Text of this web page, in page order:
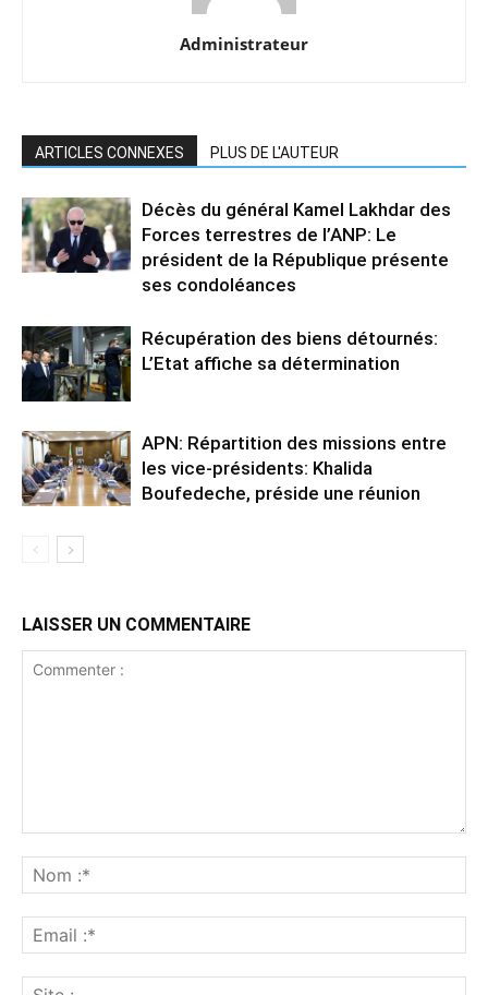
Administrateur
ARTICLES CONNEXES PLUS DE L'AUTEUR
Décès du général Kamel Lakhdar des
Forces terrestres de l’ANP: Le
président de la République présente
ses condoléances
Récupération des biens détournés:
L’Etat affiche sa détermination
APN: Répartition des missions entre
les vice-présidents: Khalida
Boufedeche, préside une réunion
LAISSER UN COMMENTAIRE